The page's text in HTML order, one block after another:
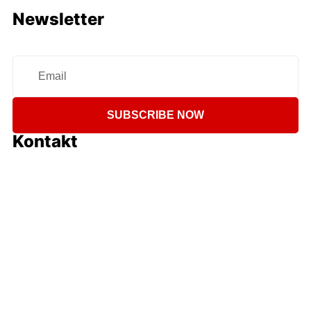
Newsletter
SUBSCRIBE NOW
Kontakt